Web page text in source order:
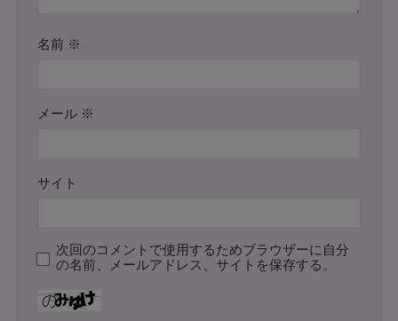
名前 ※
メール ※
サイト
次回のコメントで使用するためブラウザーに自分
の名前、メールアドレス、サイトを保存する。